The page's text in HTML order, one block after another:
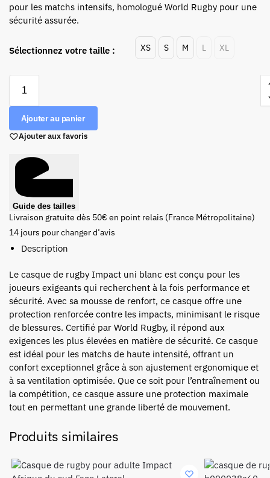
pour les matchs intensifs, homologué World Rugby pour une
sécurité assurée.
Sélectionnez votre taille : XS S M L XL
Ajouter au panier
Ajouter aux favoris
Guide des tailles
Livraison gratuite dès 50€ en point relais (France Métropolitaine)
14 jours pour changer d’avis
Description
Le casque de rugby Impact uni blanc est conçu pour les
joueurs exigeants qui recherchent à la fois performance et
sécurité. Avec sa mousse de renfort, ce casque offre une
protection renforcée contre les impacts, minimisant le risque
de blessures. Certifié par World Rugby, il répond aux
exigences les plus élevées en matière de sécurité. Ce casque
est idéal pour les matchs de haute intensité, offrant un
confort exceptionnel grâce à son ajustement ergonomique et
à sa ventilation optimisée. Que ce soit pour l’entraînement ou
la compétition, ce casque assure une protection maximale
tout en permettant une grande liberté de mouvement.
Produits similaires